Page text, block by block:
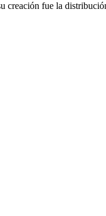
creación fue la